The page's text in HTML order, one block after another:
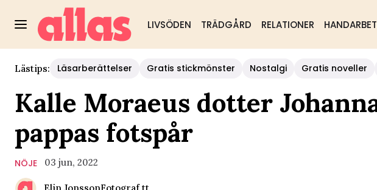
LIVSÖDEN TRÄDGÅRD RELATIONER
Lästips: Läsarberättelser Gratis stickmönster Nostalgi Gratis noveller
Kalle Moraeus dotter
pappas fotspår
NÖJE 03 jun, 2022